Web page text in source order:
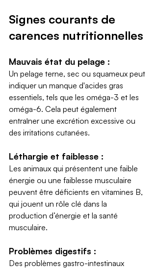
Signes courants de
carences nutritionnelles
Mauvais état du pelage :
Un pelage terne, sec ou squameux peut
indiquer un manque d'acides gras
essentiels, tels que les oméga-3 et les
oméga-6. Cela peut également
entraîner une excrétion excessive ou
des irritations cutanées.
Léthargie et faiblesse :
Les animaux qui présentent une faible
énergie ou une faiblesse musculaire
peuvent être déficients en vitamines B,
qui jouent un rôle clé dans la
production d’énergie et la santé
musculaire.
Problèmes digestifs :
Des problèmes gastro-intestinaux